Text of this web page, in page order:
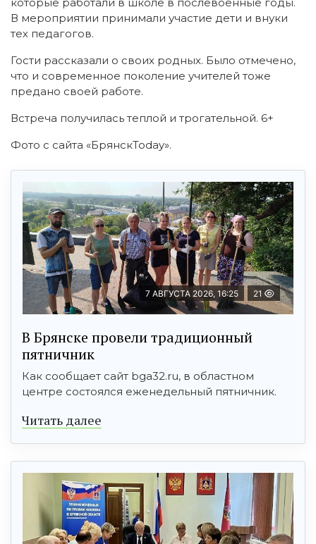
В мероприятии принимали участие дети и внуки
тех педагогов.
Гости рассказали о своих родных. Было отмечено,
что и современное поколение учителей тоже
предано своей работе.
Встреча получилась теплой и трогательной. 6+
Фото с сайта «БрянскToday».
7 АВГУСТА 2026, 16:25 21
В Брянске провели традиционный
пятничник
Как сообщает сайт bga32.ru, в областном
центре состоялся еженедельный пятничник.
Читать далее